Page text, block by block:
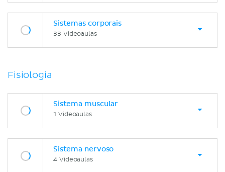
Sistemas corporais
33 Videoaulas
Fisiologia
Sistema muscular
1 Videoaulas
Sistema nervoso
4 Videoaulas